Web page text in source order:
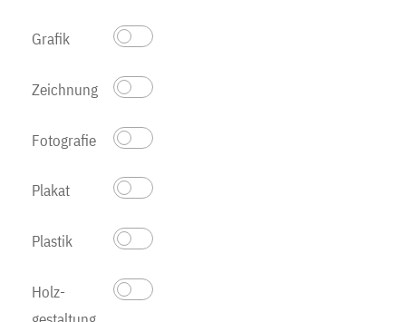
Grafik
Zeichnung
Fotografie
Plakat
Plastik
Holz­